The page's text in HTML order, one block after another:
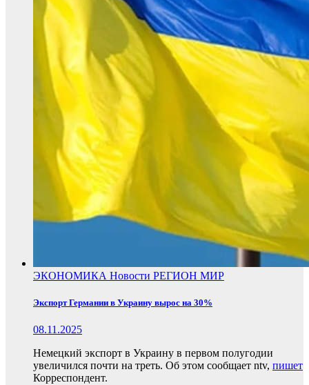
ЭКОНОМИКА Новости РЕГИОН МИР
Экспорт Германии в Украину вырос на 30%
08.11.2025
Немецкий экспорт в Украину в первом полугодии
увеличился почти на треть. Об этом сообщает ntv, пишет
Корреспондент.